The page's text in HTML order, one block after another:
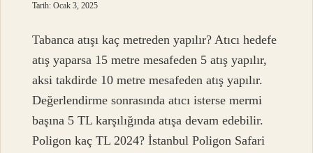
Tarih: Ocak 3, 2025
Tabanca atışı kaç metreden yapılır? Atıcı hedefe
atış yaparsa 15 metre mesafeden 5 atış yapılır,
aksi takdirde 10 metre mesafeden atış yapılır.
Değerlendirme sonrasında atıcı isterse mermi
başına 5 TL karşılığında atışa devam edebilir.
Poligon kaç TL 2024? İstanbul Poligon Safari